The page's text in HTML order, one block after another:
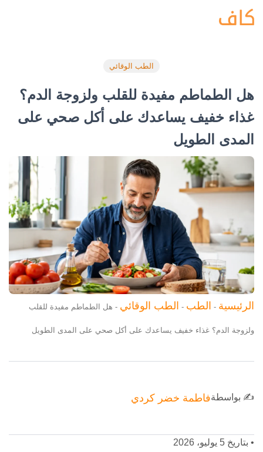
الطب الوقائي
هل الطماطم مفيدة للقلب ولزوجة الدم؟
غذاء خفيف يساعدك على أكل صحي على
المدى الطويل
الرئيسية - الطب - الطب الوقائي - هل الطماطم مفيدة للقلب
ولزوجة الدم؟ غذاء خفيف يساعدك على أكل صحي على المدى الطويل
✍️ بواسطةفاطمة خضر كردي
• بتاريخ 5 يوليو، 2026